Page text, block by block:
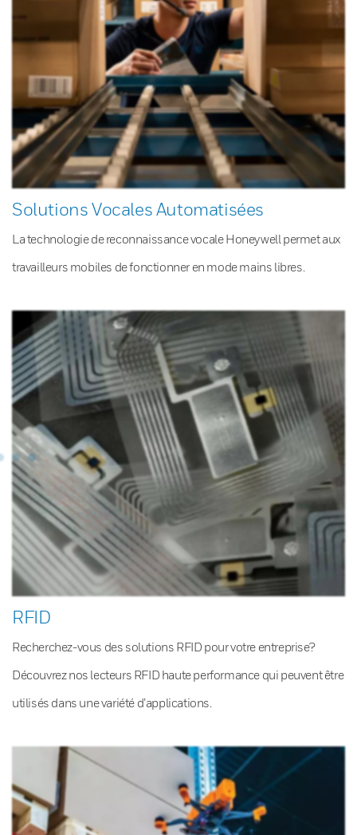
Solutions Vocales Automatisées
La technologie de reconnaissance vocale Honeywell permet aux
travailleurs mobiles de fonctionner en mode mains libres.
RFID
Recherchez-vous des solutions RFID pour votre entreprise?
Découvrez nos lecteurs RFID haute performance qui peuvent être
utilisés dans une variété d’applications.